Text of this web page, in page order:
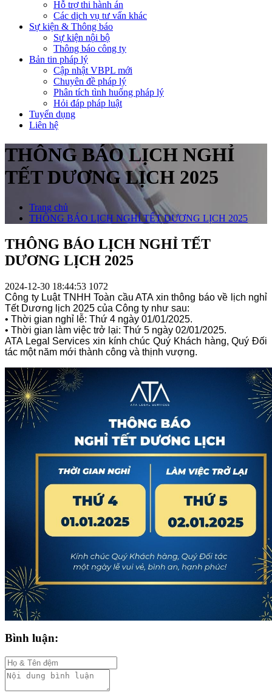
Hỗ trợ thi hành án
Các dịch vụ tư vấn khác
Sự kiện & Thông báo
Sự kiện nội bộ
Thông báo công ty
Bản tin pháp lý
Cập nhật VBPL mới
Chuyên đề pháp lý
Phân tích tình huống pháp lý
Hỏi đáp pháp luật
Tuyển dụng
Liên hệ
THÔNG BÁO LỊCH NGHỈ
TẾT DƯƠNG LỊCH 2025
Trang chủ
THÔNG BÁO LỊCH NGHỈ TẾT DƯƠNG LỊCH 2025
THÔNG BÁO LỊCH NGHỈ TẾT
DƯƠNG LỊCH 2025
2024-12-30 18:44:53 1072
Công ty Luật TNHH Toàn cầu ATA xin thông báo về lịch nghỉ
Tết Dương lịch 2025 của Công ty như sau:
• Thời gian nghỉ lễ: Thứ 4 ngày 01/01/2025.
• Thời gian làm việc trở lại: Thứ 5 ngày 02/01/2025.
ATA Legal Services xin kính chúc Quý Khách hàng, Quý Đối
tác một năm mới thành công và thịnh vượng.
Bình luận: